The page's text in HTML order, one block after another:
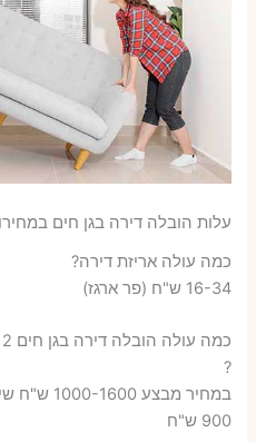
עלות הובלה דירה בגן חים
כמה עולה אריזת דירה​?
16-34 ש"ח (פר ארגז)
?
900 ש"ח